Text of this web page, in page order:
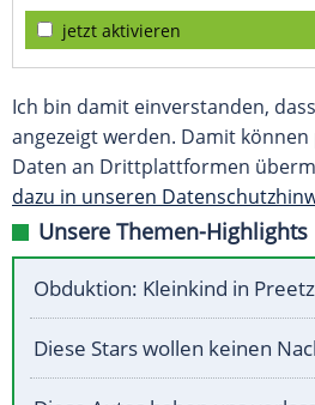
jetzt aktivieren
Ich bin damit einverstanden,
angezeigt werden. Damit
Daten an Drittplattformen
dazu in unseren
Unsere Themen-Highlights
Obduktion: Kleinkind in
Diese Stars wollen keinen